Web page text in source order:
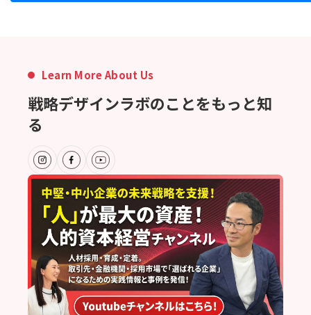
Learn More About Us
戦略デザインラボのことをもっと知
る